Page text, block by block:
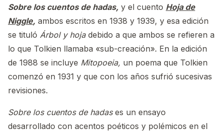
Sobre los cuentos de hadas, y el cuento Hoja de
Niggle, ambos escritos en 1938 y 1939, y esa edición
se tituló Árbol y hojadebido a que ambos se refieren a
lo que Tolkien llamaba «sub-creación». En la edición
de 1988 se incluye Mitopoeia, un poema que Tolkien
comenzó en 1931 y que con los años sufrió sucesivas
revisiones.
Sobre los cuentos de hadases un ensayo
desarrollado con acentos poéticos y polémicos en el